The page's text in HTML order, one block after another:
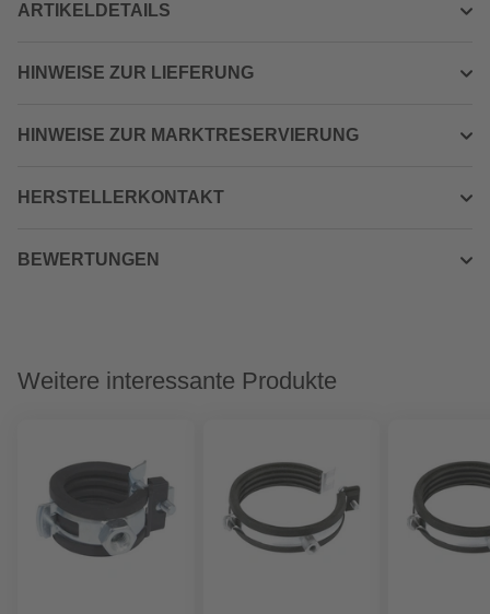
ARTIKELDETAILS
HINWEISE ZUR LIEFERUNG
HINWEISE ZUR MARKTRESERVIERUNG
HERSTELLERKONTAKT
BEWERTUNGEN
Weitere interessante Produkte